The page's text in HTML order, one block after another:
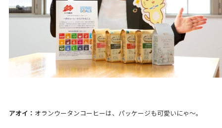
アオイ： オランウータンコーヒーは、パッケージも可愛いにゃ～。